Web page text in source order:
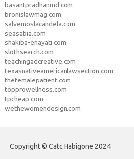
basantpradhanmd.com
bronislawmag.com
salvemoslacandela.com
seasabia.com
shakiba-enayati.com
slothsearch.com
teachingadcreative.com
texasnativeamericanlawsection.com
thefemalepatient.com
topprowellness.com
tpcheap.com
wethewomendesign.com
Copyright © Catc Habigone 2024